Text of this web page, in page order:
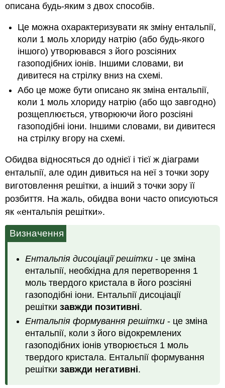
описана будь-яким з двох способів.
Це можна охарактеризувати як зміну ентальпії,
коли 1 моль хлориду натрію (або будь-якого
іншого) утворювався з його розсіяних
газоподібних іонів. Іншими словами, ви
дивитеся на стрілку вниз на схемі.
Або це може бути описано як зміна ентальпії,
коли 1 моль хлориду натрію (або що завгодно)
розщеплюється, утворюючи його розсіяні
газоподібні іони. Іншими словами, ви дивитеся
на стрілку вгору на схемі.
Обидва відносяться до однієї і тієї ж діаграми
ентальпії, але один дивиться на неї з точки зору
виготовлення решітки, а інший з точки зору її
розбиття. На жаль, обидва вони часто описуються
як «ентальпія решітки».
Визначення
Ентальпія дисоціації решітки - це зміна
ентальпії, необхідна для перетворення 1
моль твердого кристала в його розсіяні
газоподібні іони. Ентальпії дисоціації
решіткизавжди позитивні.
Ентальпія формування решітки - це зміна
ентальпії, коли з його відокремлених
газоподібних іонів утворюється 1 моль
твердого кристала. Ентальпії формування
решіткизавжди негативні.